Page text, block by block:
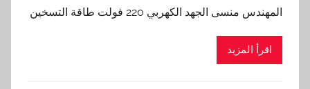
المهندس منسى الجهد الكهربي 220 فولت طاقة التسخين
اقرأ المزيد